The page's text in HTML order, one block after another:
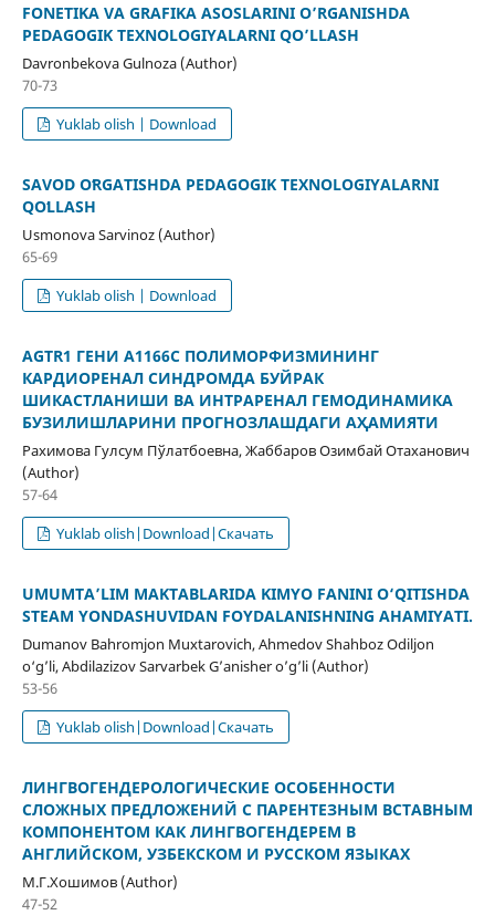
FONETIKA VA GRAFIKA ASOSLARINI O’RGANISHDA
PEDAGOGIK TEXNOLOGIYALARNI QO’LLASH
Davronbekova Gulnoza (Author)
70-73
Yuklab olish | Download
SAVOD OʻRGATISHDA PEDAGOGIK TEXNOLOGIYALARNI
QOʻLLASH
Usmonova Sarvinoz (Author)
65-69
Yuklab olish | Download
AGTR1 ГЕНИ A1166C ПОЛИМОРФИЗМИНИНГ
КАРДИОРЕНАЛ СИНДРОМДА БУЙРАК
ШИКАСТЛАНИШИ ВА ИНТРАРЕНАЛ ГЕМОДИНАМИКА
БУЗИЛИШЛАРИНИ ПРОГНОЗЛАШДАГИ АҲАМИЯТИ
Рахимова Гулсум Пўлатбоевна, Жаббаров Озимбай Отаханович
(Author)
57-64
Yuklab olish|Download|Скачать
UMUMTA’LIM MAKTABLARIDA KIMYO FANINI O‘QITISHDA
STEAM YONDASHUVIDAN FOYDALANISHNING AHAMIYATI.
Dumanov Bahromjon Muxtarovich, Ahmedov Shahboz Odiljon
o‘g’li, Abdilazizov Sarvarbek G’anisher o’g’li (Author)
53-56
Yuklab olish|Download|Скачать
ЛИНГВОГЕНДЕРОЛОГИЧЕСКИЕ ОСОБЕННОСТИ
СЛОЖНЫХ ПРЕДЛОЖЕНИЙ С ПАРЕНТЕЗНЫМ ВСТАВНЫМ
КОМПОНЕНТОМ КАК ЛИНГВОГЕНДЕРЕМ В
АНГЛИЙСКОМ, УЗБЕКСКОМ И РУССКОМ ЯЗЫКАХ
М.Г.Хошимов (Author)
47-52